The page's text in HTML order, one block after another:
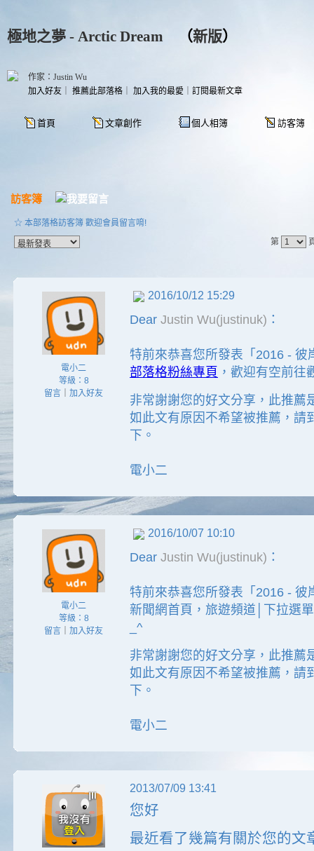
極地之夢 - Arctic Dream （新版）
首頁 文章創作 個人相簿 訪客簿
加入好友 推薦此部落格 加入我的最愛 訂閱最新文章
作家：Justin Wu
訪客簿
☆ 本部落格訪客簿 歡迎會員留言唷!
第
電小二
等級：8
留言
加入好友
2016/10/12 15:29
Dear Justin Wu(justinuk) ：
特前來恭喜您所發表「2016 -
部落格粉絲專頁 ，歡迎有空前往
非常謝謝您的好文分享，此推薦
如此文有原因不希望被推薦，請
下。
電小二
電小二
等級：8
留言
加入好友
2016/10/07 10:10
Dear Justin Wu(justinuk) ：
特前來恭喜您所發表「2016 -
新聞網首頁，旅遊頻道│下拉選
_^
非常謝謝您的好文分享，此推薦
如此文有原因不希望被推薦，請
下。
電小二
2013/07/09 13:41
您好
最近看了幾篇有關於您的文